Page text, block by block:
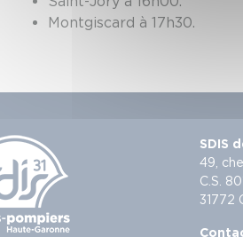
Montgiscard à 17h30.
SDIS
49,
C.S.
31772